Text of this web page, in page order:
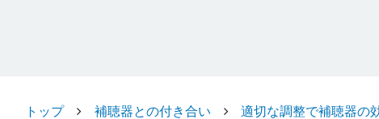
トップ 補聴器との付き合い 適切な調整で補聴器の